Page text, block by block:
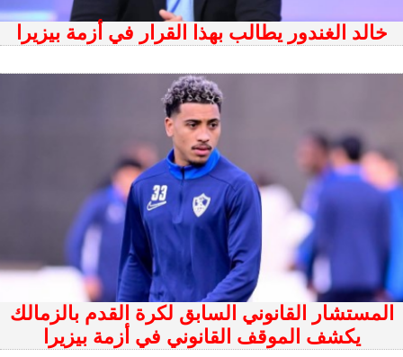
خالد الغندور يطالب بهذا القرار في أزمة بيزيرا
المستشار القانوني السابق لكرة القدم بالزمالك
يكشف الموقف القانوني في أزمة بيزيرا